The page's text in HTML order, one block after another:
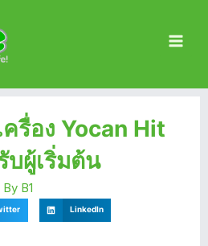
รื่อง Yocan Hit
บผู้เริ่มต้น
By B1
LinkedIn